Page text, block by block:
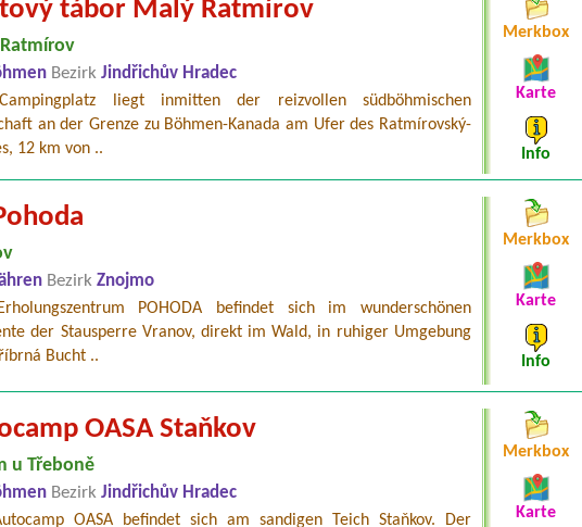
tábor Malý Ratmírov
Bezirk Jindřichův Hradec
liegt inmitten der reizvollen südböhmischen
an der Grenze zu Böhmen-Kanada am Ufer des Ratmírovský-
12 km von ..
Merkbox
Karte
Info
Bezirk Znojmo
POHODA befindet sich im wunderschönen
der Stausperre Vranov, direkt im Wald, in ruhiger Umgebung
Bucht ..
Merkbox
Karte
Info
OASA Staňkov
u Třeboně
Bezirk Jindřichův Hradec
OASA befindet sich am sandigen Teich Staňkov. Der
Merkbox
Karte